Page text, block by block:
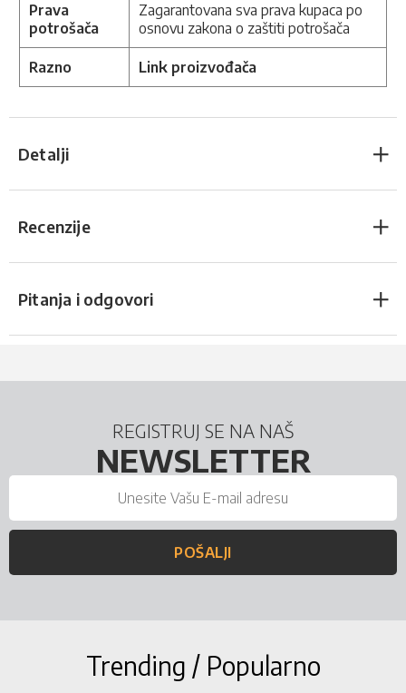
Prava
potrošača
Zagarantovana sva prava kupaca po
osnovu zakona o zaštiti potrošača
Razno Link proizvođača
Detalji
Recenzije
Pitanja i odgovori
REGISTRUJ SE NA NAŠ
NEWSLETTER
POŠALJI
Trending / Popularno